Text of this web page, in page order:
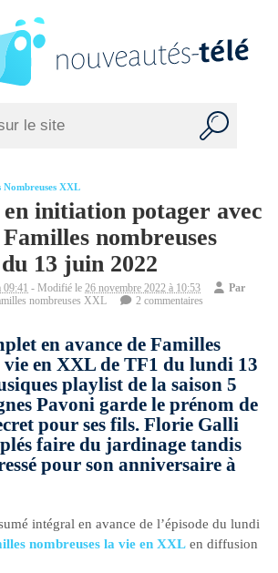
Nombreuses XXL
initiation potager avec
nombreuses
13 juin 2022
09:41 - Modifié le26 novembre 2022 à 10:53
Par
nombreuses XXL 2 commentaires
en avance de Familles
vie en XXL de TF1 du lundi 13
playlist de la saison 5
Pavoni garde le prénom de
pour ses fils. Florie Galli
faire du jardinage tandis
pour son anniversaire à
intégral en avance de l’épisode du lundi
nombreuses la vie en XXL en diffusion